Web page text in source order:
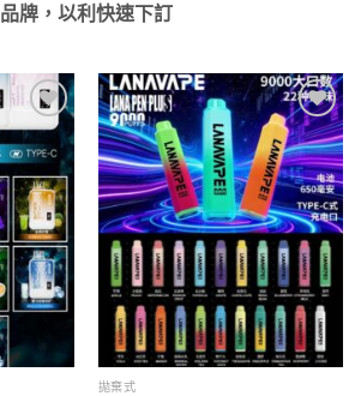
品牌，以利快速下訂
Add to
wishlist
Add to
wishlist
拋棄式